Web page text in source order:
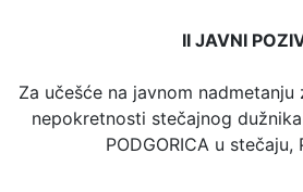
II JAVNI
Za učešće na javnom
nepokretnosti stečajnog dužnika
PODGORICA u stečaju,